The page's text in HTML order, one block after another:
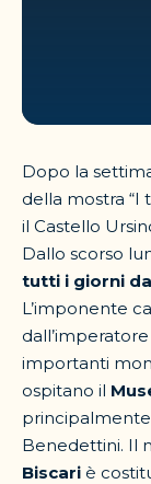
Dopo la
della mostra “I
il Castello
Dallo scorso
tutti i giorni
L’imponente
dall’imperatore
importanti
ospitano il
Benedettini. Il
Biscari è